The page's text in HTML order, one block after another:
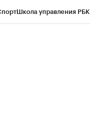
Школа управления РБК